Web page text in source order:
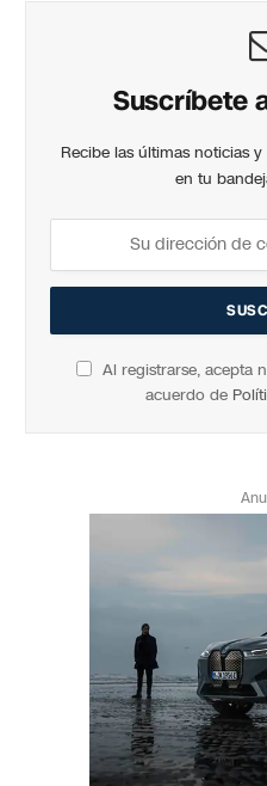
Suscríbete
Recibe las últimas noticias
en tu
Al registrarse, acepta
acuerdo de